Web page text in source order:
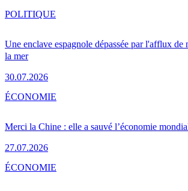
Une enclave espagnole dépassée par l'afflux de
la mer
30.07.2026
POLITIQUE
Merci la Chine : elle a sauvé l’économie
27.07.2026
ÉCONOMIE
ÉCONOMIE